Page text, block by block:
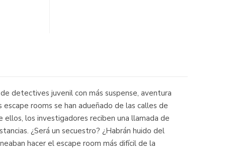
detectives juvenil con más suspense, aventura
rooms se han adueñado de las calles de
ellos, los investigadores reciben una llamada de
¿Será un secuestro? ¿Habrán huido del
hacer el escape room más difícil de la